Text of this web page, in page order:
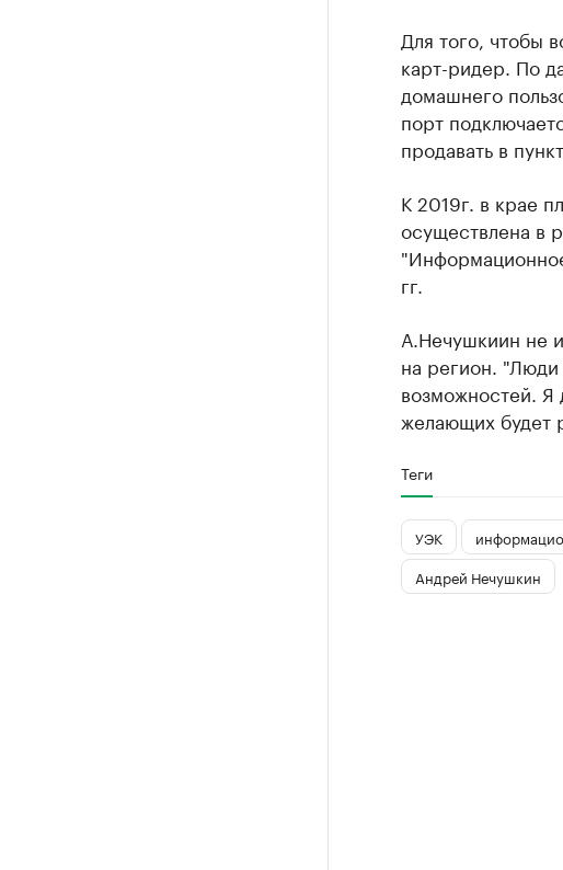
Для того, чтобы
карт-ридер. По
домашнего
порт
продавать в
К 2019г. в крае
осуществлена в
гг.
А.Нечушкиин не
на регион. "Люди
возможностей.
желающих будет
Теги
УЭК
Андрей Нечушкин